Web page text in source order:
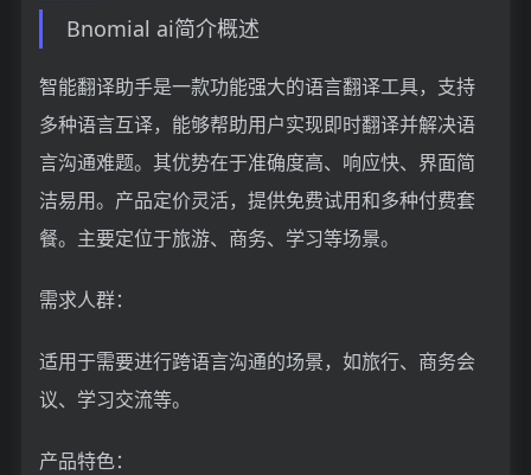
Bnomial ai简介概述
智能翻译助手是一款功能强大的语言翻译工具，支持
多种语言互译，能够帮助用户实现即时翻译并解决语
言沟通难题。其优势在于准确度高、响应快、界面简
洁易用。产品定价灵活，提供免费试用和多种付费套
餐。主要定位于旅游、商务、学习等场景。
需求人群：
适用于需要进行跨语言沟通的场景，如旅行、商务会
议、学习交流等。
产品特色：